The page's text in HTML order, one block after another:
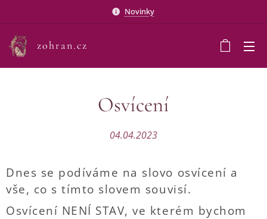
Novinky
zohran.cz
Osvícení
04.04.2023
Dnes se podíváme na slovo osvícení a
vše, co s tímto slovem souvisí.
Osvícení NENÍ STAV, ve kterém bychom